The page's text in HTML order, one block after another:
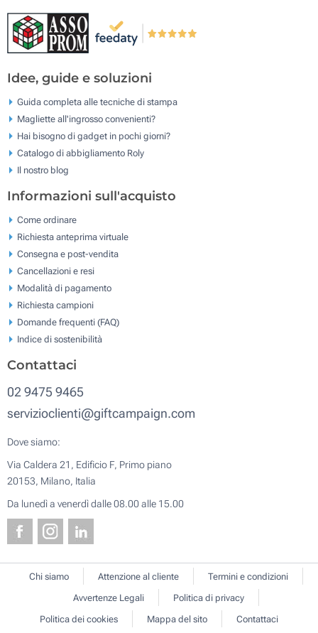
Idee, guide e soluzioni
Guida completa alle tecniche di stampa
Magliette all'ingrosso convenienti?
Hai bisogno di gadget in pochi giorni?
Catalogo di abbigliamento Roly
Il nostro blog
Informazioni sull'acquisto
Come ordinare
Richiesta anteprima virtuale
Consegna e post-vendita
Cancellazioni e resi
Modalità di pagamento
Richiesta campioni
Domande frequenti (FAQ)
Indice di sostenibilità
Contattaci
02 9475 9465
servizioclienti@giftcampaign.com
Dove siamo:
Via Caldera 21, Edificio F, Primo piano
20153, Milano, Italia
Da lunedì a venerdì dalle 08.00 alle 15.00
Chi siamo Attenzione al cliente
Termini e condizioni
Avvertenze Legali
Politica di privacy
Politica dei cookies
Mappa del sito Contattaci